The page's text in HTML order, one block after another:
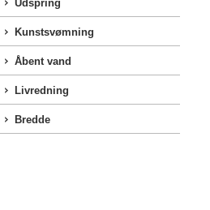
Udspring
Kunstsvømning
Åbent vand
Livredning
Bredde